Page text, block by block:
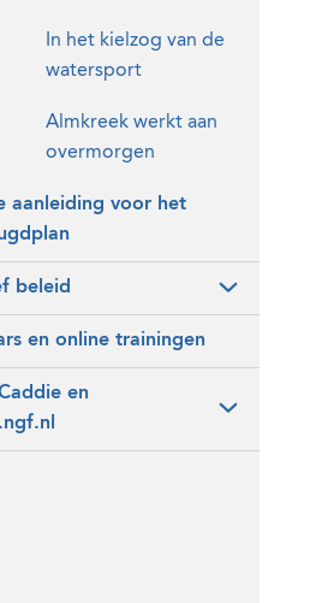
In het kielzog van de
watersport
Almkreek werkt aan
overmorgen
aanleiding voor het
beleid
en online trainingen
en